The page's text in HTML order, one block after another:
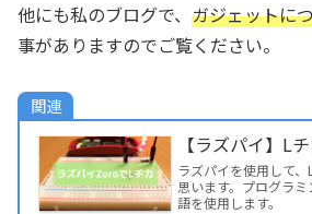
他にも私のブログで、 ガジェットに
事がありますのでご覧ください。
関連
【ラズパイ】L
ラズパイを使用して
思います。プログラ
語を使用します。